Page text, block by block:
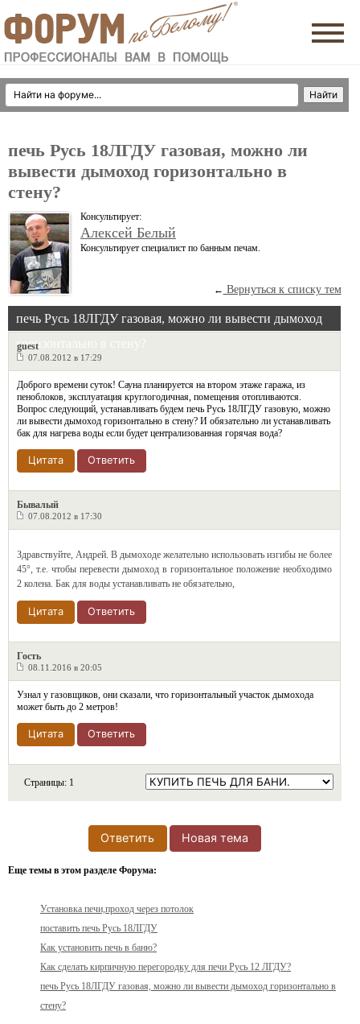
печь Русь 18ЛГДУ газовая, можно ли
вывести дымоход горизонтально в
стену?
Консультирует:
Алексей Белый
Консультирует специалист по банным печам.
← Вернуться к списку тем
печь Русь 18ЛГДУ газовая, можно ли вывести дымоход
горизонтально в стену?
guest
07.08.2012 в 17:29
Доброго времени суток! Сауна планируется на втором этаже гаража, из
пеноблоков, эксплуатация круглогодичная, помещения отопливаются.
Вопрос следующий, устанавливать будем печь Русь 18ЛГДУ газовую, можно
ли вывести дымоход горизонтально в стену? И обязательно ли устанавливать
бак для нагрева воды если будет централизованная горячая вода?
Цитата Ответить
Бывалый
07.08.2012 в 17:30
Здравствуйте, Андрей. В дымоходе желательно использовать изгибы не более
45°, т.е. чтобы перевести дымоход в горизонтальное положение необходимо
2 колена. Бак для воды устанавливать не обязательно,
Цитата Ответить
Гость
08.11.2016 в 20:05
Узнал у газовщиков, они сказали, что горизонтальный участок дымохода
может быть до 2 метров!
Цитата Ответить
Страницы: 1
Ответить Новая тема
Еще темы в этом разделе Форума:
Установка печи,проход через потолок
поставить печь Русь 18ЛГДУ
Как установить печь в баню?
Как сделать кирпичную перегородку для печи Русь 12 ЛГДУ?
печь Русь 18ЛГДУ газовая, можно ли вывести дымоход горизонтально в
стену?